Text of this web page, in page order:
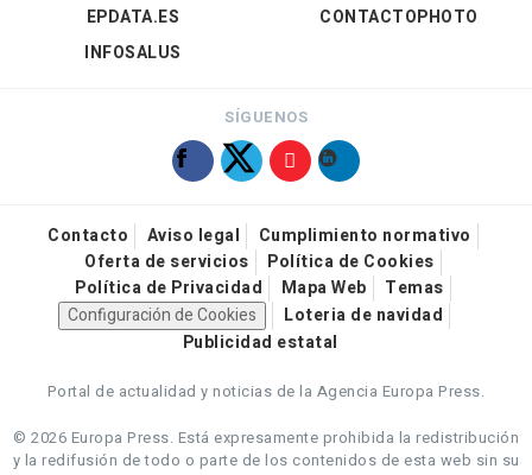
EPDATA.ES
INFOSALUS
CONTACTOPHOTO
SÍGUENOS
Contacto Aviso legal
Cumplimiento normativo
Oferta de servicios
Política de Cookies
Política de Privacidad
Mapa Web
Temas
Configuración de Cookies
Loteria de navidad
Publicidad estatal
Portal de actualidad y noticias de la Agencia Europa Press.
© 2026 Europa Press. Está expresamente prohibida la redistribución
y la redifusión de todo o parte de los contenidos de esta web sin su